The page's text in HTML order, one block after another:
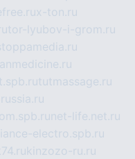
x-ton.ru
tor-lyubov-i-grom.ru
tutmassage.ru
net-life.net.ru
electro.spb.ru
kinzozo-ru.ru